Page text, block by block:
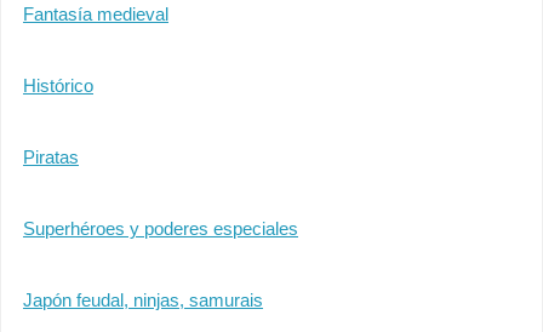
Fantasía medieval
Histórico
Piratas
Superhéroes y poderes especiales
Japón feudal, ninjas, samurais